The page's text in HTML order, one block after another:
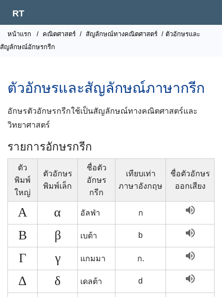
RT
หน้าแรก / คณิตศาสตร์ / สัญลักษณ์ทางคณิตศาสตร์ / ตัวอักษรและ
สัญลักษณ์อักษรกรีก
ตัวอักษรและสัญลักษณ์ภาษากรีก
อักษรตัวอักษรกรีกใช้เป็นสัญลักษณ์ทางคณิตศาสตร์และ
วิทยาศาสตร์
รายการอักษรกรีก
ตัว
พิมพ์
ใหญ่
ตัวอักษร
พิมพ์เล็ก
ชื่อตัว
อักษร
กรีก
เทียบเท่า
ภาษาอังกฤษ
ชื่อตัวอักษร
ออกเสียง
Α α อัลฟ่า ก volume_up
Β β เบต้า b volume_up
Γ γ แกมมา ก. volume_up
Δ δ เดลต้า d volume_up